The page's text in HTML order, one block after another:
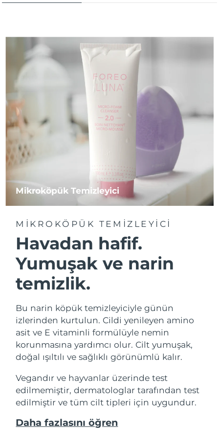
Mikroköpük Temizleyici
MIKROKÖPÜK TEMIZLEYICI
Havadan hafif.
Yumuşak ve narin
temizlik.
Bu narin köpük temizleyiciyle günün
izlerinden kurtulun. Cildi yenileyen amino
asit ve E vitaminli formülüyle nemin
korunmasına yardımcı olur. Cilt yumuşak,
doğal ışıltılı ve sağlıklı görünümlü kalır.
Vegandır ve hayvanlar üzerinde test
edilmemiştir, dermatologlar tarafından test
edilmiştir ve tüm cilt tipleri için uygundur.
Daha fazlasını öğren